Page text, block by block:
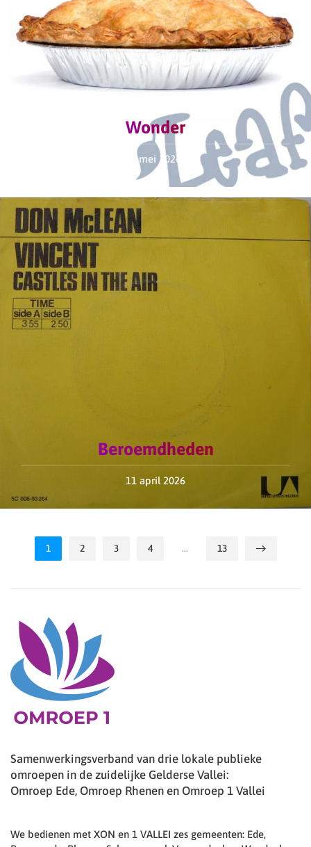
Wonder
2 mei 2026
Beroemdheden
11 april 2026
1 2 3 4 … 13
Samenwerkingsverband van drie lokale publieke
omroepen in de zuidelijke Gelderse Vallei:
Omroep Ede, Omroep Rhenen en Omroep 1 Vallei
We bedienen met XON en 1 VALLEI zes gemeenten: Ede,